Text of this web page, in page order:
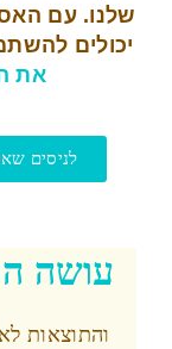
שלנו. עם
יכולים
את
לניסים
עושה
והתוצאות